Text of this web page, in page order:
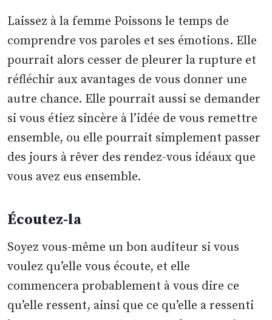
Laissez à la femme Poissons le temps de
comprendre vos paroles et ses émotions. Elle
pourrait alors cesser de pleurer la rupture et
réfléchir aux avantages de vous donner une
autre chance. Elle pourrait aussi se demander
si vous étiez sincère à l’idée de vous remettre
ensemble, ou elle pourrait simplement passer
des jours à rêver des rendez-vous idéaux que
vous avez eus ensemble.
Écoutez-la
Soyez vous-même un bon auditeur si vous
voulez qu’elle vous écoute, et elle
commencera probablement à vous dire ce
qu’elle ressent, ainsi que ce qu’elle a ressenti